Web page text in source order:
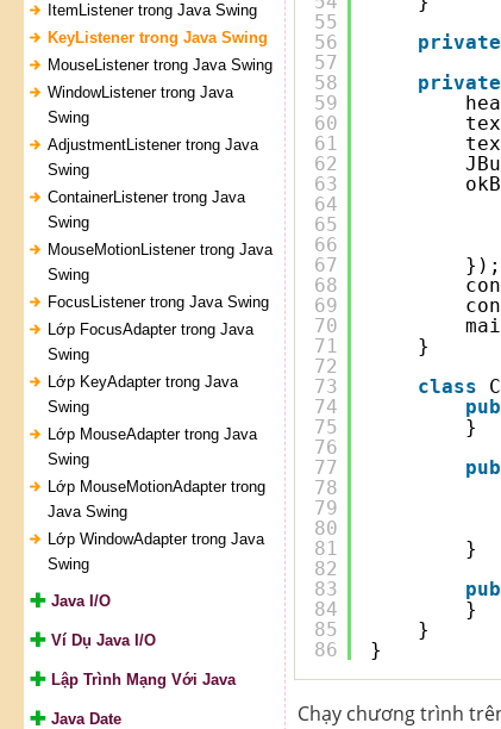
ItemListener trong Java Swing
KeyListener trong Java Swing
MouseListener trong Java Swing
WindowListener trong Java
Swing
AdjustmentListener trong Java
Swing
ContainerListener trong Java
Swing
MouseMotionListener trong Java
Swing
FocusListener trong Java Swing
Lớp FocusAdapter trong Java
Swing
Lớp KeyAdapter trong Java
Swing
Lớp MouseAdapter trong Java
Swing
Lớp MouseMotionAdapter trong
Java Swing
Lớp WindowAdapter trong Java
Swing
Java I/O
Ví Dụ Java I/O
Lập Trình Mạng Với Java
Java Date
55
56
57
58
59
60
61
62
63
64
65
66
67
68
69
70
71
72
73
74
75
76
77
78
79
80
81
82
83
84
85
86
private
private
});
}
class
}
}
}
}
}
Chạy chương trình